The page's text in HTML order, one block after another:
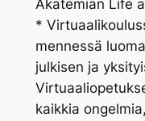
Akatemian Life
*
mennessä
julkisen ja
kaikkia